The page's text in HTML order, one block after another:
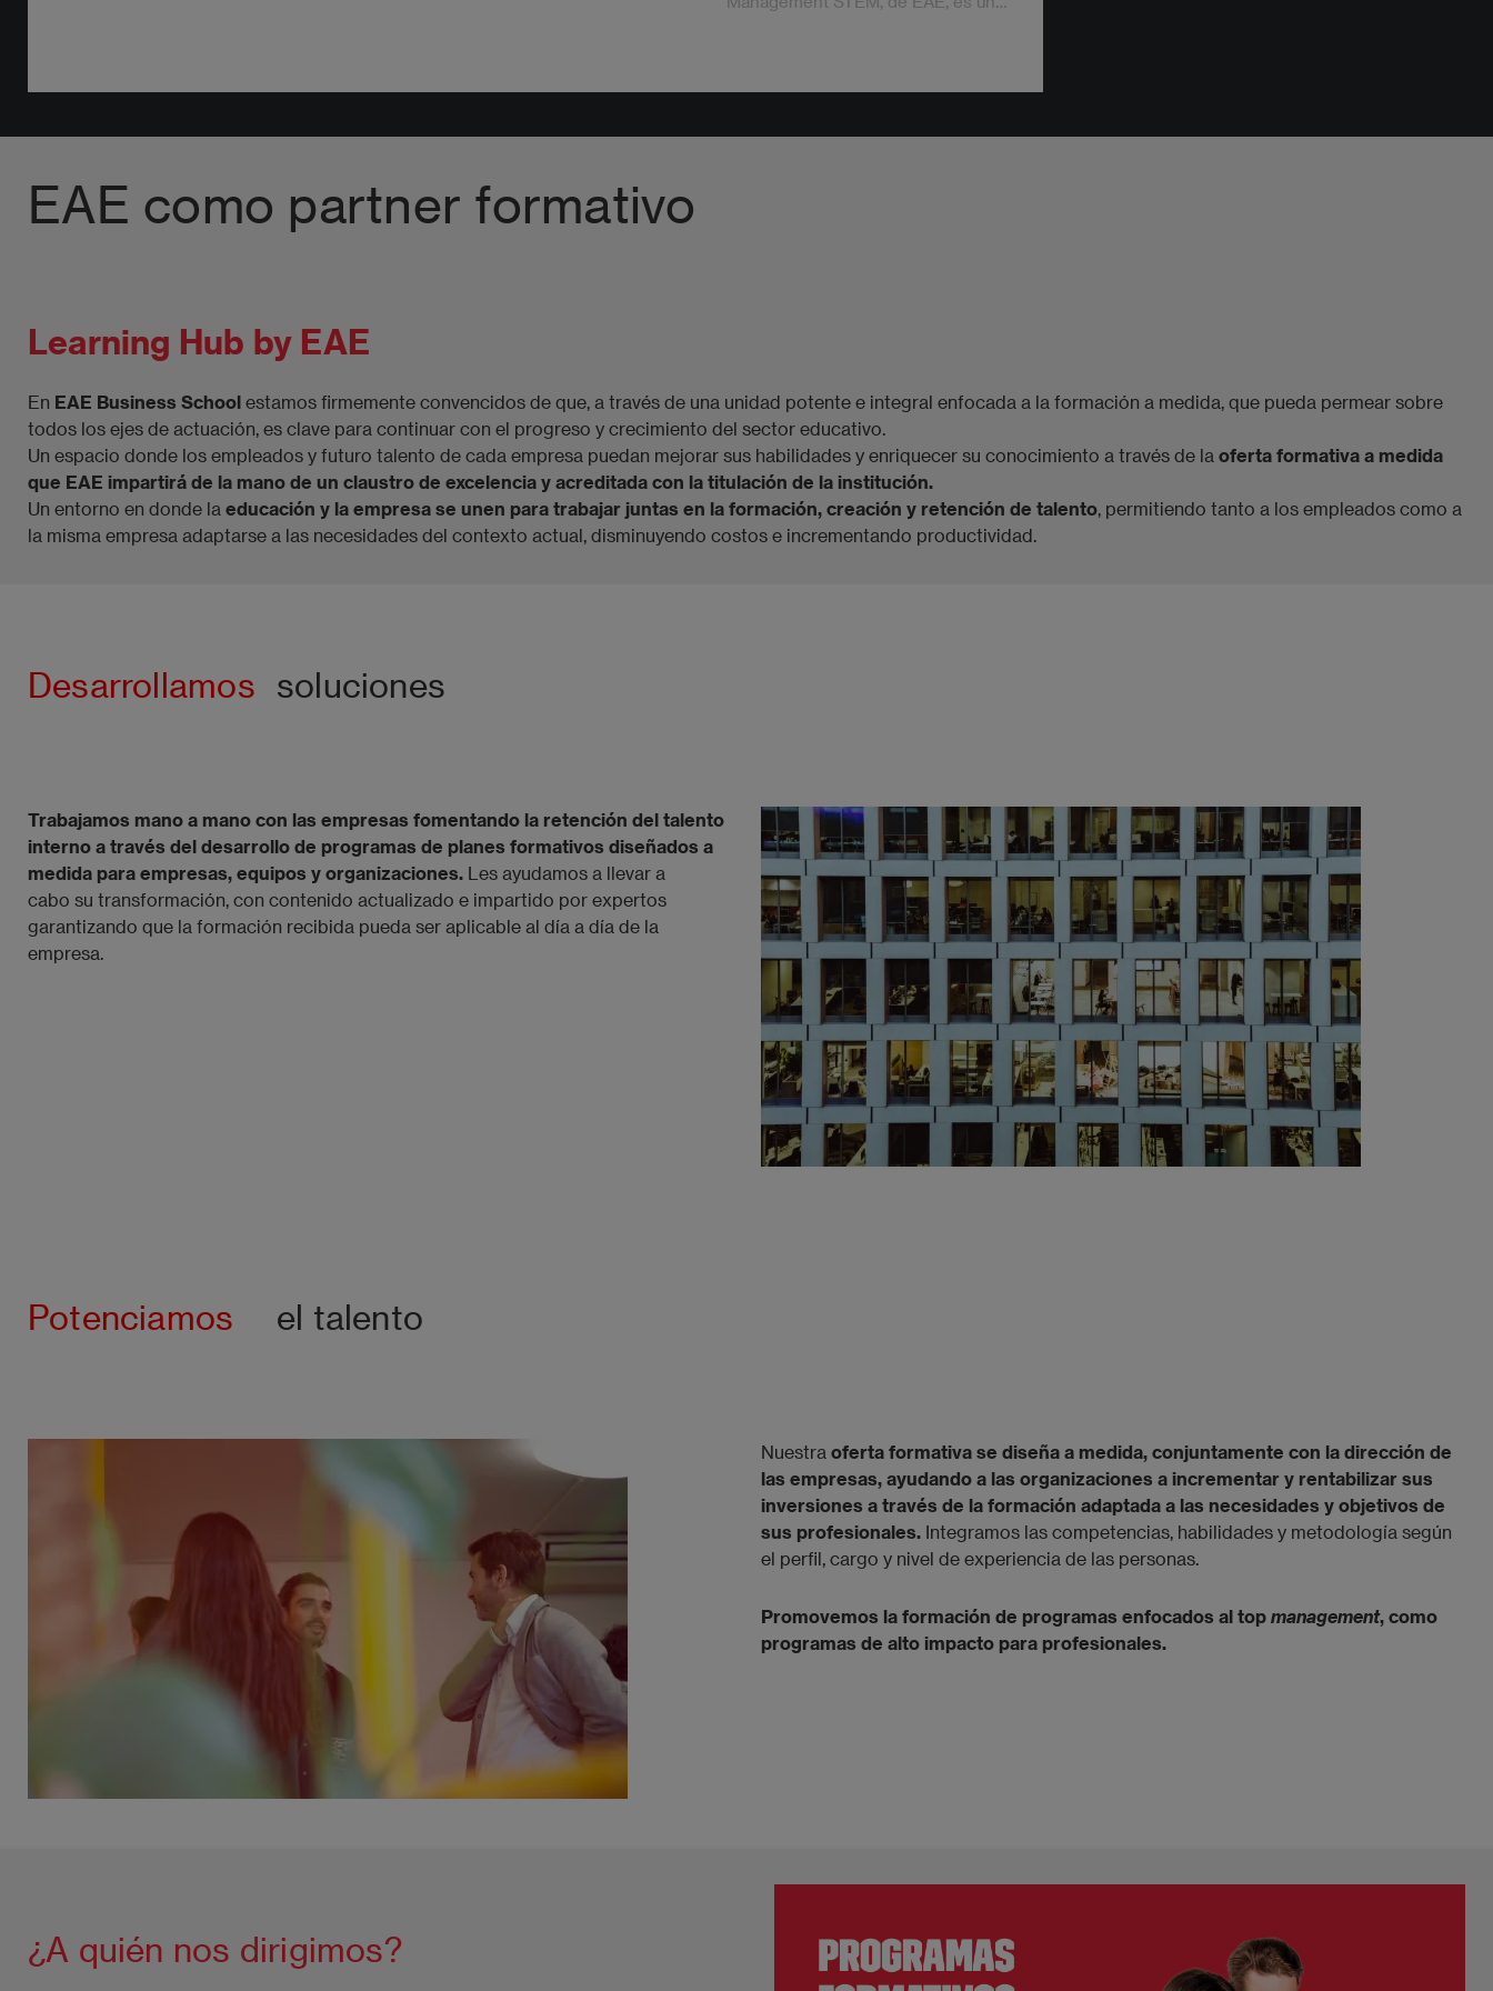
EAE como partner formativo​
Learning Hub by EAE ​
En EAE Business School estamos firmemente convencidos de que, a través de una unidad potente e integral enfocada a la formación a medida, que pueda permear sobre
todos los ejes de actuación, es clave para continuar con el progreso y crecimiento del sector educativo.​
Un espacio donde los empleados y futuro talento de cada empresa puedan mejorar sus habilidades y enriquecer su conocimiento a través de la oferta formativa a medida
que EAE impartirá de la mano de un claustro de excelencia y acreditada con la titulación de la institución.
Un entorno en donde la educación y la empresa se unen para trabajar juntas en la formación, creación y retención de talento, permitiendo tanto a los empleados como a
la misma empresa adaptarse a las necesidades del contexto actual, disminuyendo costos e incrementando productividad.​
Desarrollamos soluciones
Trabajamos mano a mano con las empresas fomentando la retención del talento
interno a través del desarrollo de programas de planes formativos diseñados a
medida para empresas, equipos y organizaciones. Les ayudamos a llevar a
cabo su transformación, con contenido actualizado e impartido por expertos
garantizando que la formación recibida pueda ser aplicable al día a día de la
empresa.​
Potenciamos el talento
Nuestra oferta formativa se diseña a medida, conjuntamente con la dirección de
las empresas, ayudando a las organizaciones a incrementar y rentabilizar sus
inversiones a través de la formación adaptada a las necesidades y objetivos de
sus profesionales. Integramos las competencias, habilidades y metodología según
el perfil, cargo y nivel de experiencia de las personas.
​Promovemos la formación de programas enfocados al top management, como
programas de alto impacto para profesionales.​
¿A quién nos dirigimos?